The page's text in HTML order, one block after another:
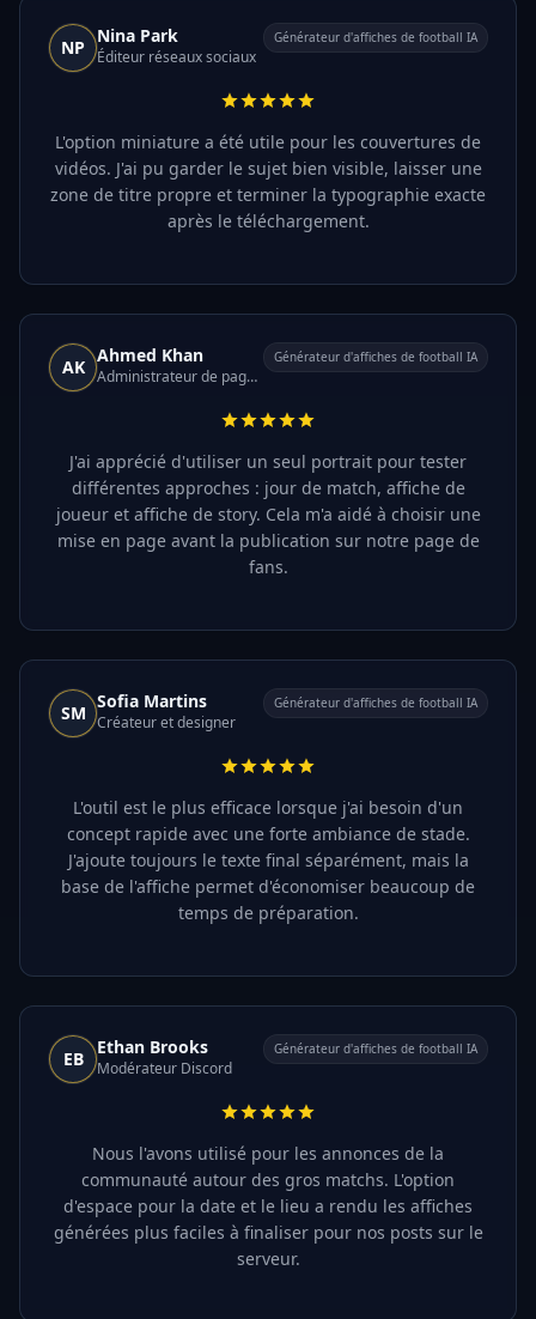
NP
Nina Park
Éditeur réseaux sociaux
Générateur d'affiches de football IA
L'option miniature a été utile pour les couvertures de
vidéos. J'ai pu garder le sujet bien visible, laisser une
zone de titre propre et terminer la typographie exacte
après le téléchargement.
AK
Ahmed Khan
Administrateur de page de fans de football
Générateur d'affiches de football IA
J'ai apprécié d'utiliser un seul portrait pour tester
différentes approches : jour de match, affiche de
joueur et affiche de story. Cela m'a aidé à choisir une
mise en page avant la publication sur notre page de
fans.
SM
Sofia Martins
Créateur et designer
Générateur d'affiches de football IA
L'outil est le plus efficace lorsque j'ai besoin d'un
concept rapide avec une forte ambiance de stade.
J'ajoute toujours le texte final séparément, mais la
base de l'affiche permet d'économiser beaucoup de
temps de préparation.
EB
Ethan Brooks
Modérateur Discord
Générateur d'affiches de football IA
Nous l'avons utilisé pour les annonces de la
communauté autour des gros matchs. L'option
d'espace pour la date et le lieu a rendu les affiches
générées plus faciles à finaliser pour nos posts sur le
serveur.